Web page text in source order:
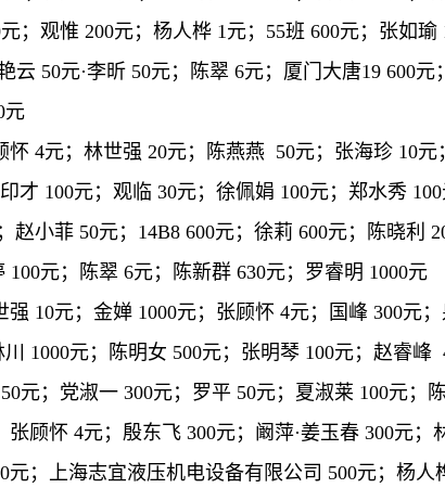
观惟 200元；杨人桦 1元；55班 600元；张如瑜
50元·李昕 50元；陈翠 6元；厦门大唐19 600
元
怀 4元；林世强 20元；陈燕燕 50元；张海珍 10元
才 100元；观临 30元；徐佩娟 100元；郑水秀
小菲 50元；14B8 600元；徐莉 600元；陈晓利
元；陈翠 6元；陈新群 630元；罗睿明 1000元
10元；金婵 1000元；张顾怀 4元；国峰 300元；
1000元；陈明女 500元；张明琴 100元；赵睿峰
元；党淑一 300元；罗平 50元；夏淑莱 100元；
顾怀 4元；殷东飞 300元；阚萍·姜玉春 300元；
元；上海志宜液压机电设备有限公司 500元；杨人